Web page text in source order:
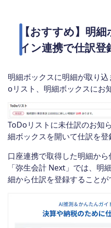
【おすすめ】明
イン連携で仕訳登
明細ボックスに明細が取り
oリスト、明細ボックスにお
ToDoリストに未仕訳のお知
細ボックスを開いて仕訳を登
口座連携で取得した明細から
「弥生会計 Next」では、明
細から仕訳を登録することが